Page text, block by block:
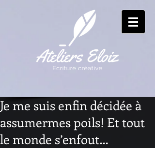
Je me suis enfin décidée à
assumermes poils! Et tout
le monde s’enfout…